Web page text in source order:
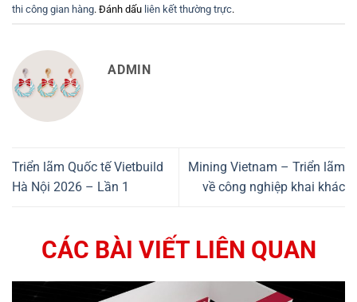
thi công gian hàng. Đánh dấu liên kết thường trực.
ADMIN
Triển lãm Quốc tế Vietbuild
Hà Nội 2026 – Lần 1
Mining Vietnam – Triển lãm
về công nghiệp khai khác
CÁC BÀI VIẾT LIÊN QUAN